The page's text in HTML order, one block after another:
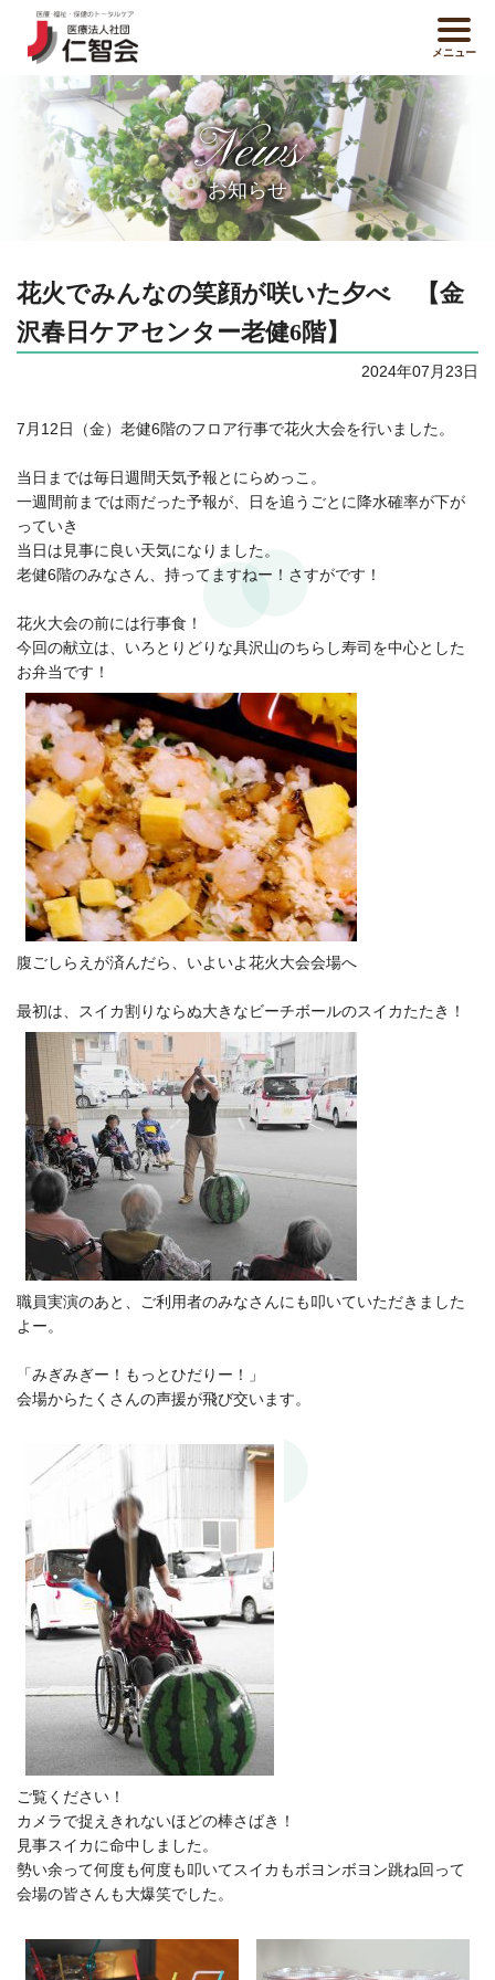
メニュー
News
お知らせ
花火でみんなの笑顔が咲いた夕べ 【金
沢春日ケアセンター老健6階】
2024年07月23日
7月12日（金）老健6階のフロア行事で花火大会を行いました。
当日までは毎日週間天気予報とにらめっこ。
一週間前までは雨だった予報が、日を追うごとに降水確率が下が
っていき
当日は見事に良い天気になりました。
老健6階のみなさん、持ってますねー！さすがです！
花火大会の前には行事食！
今回の献立は、いろとりどりな具沢山のちらし寿司を中心とした
お弁当です！
腹ごしらえが済んだら、いよいよ花火大会会場へ
最初は、スイカ割りならぬ大きなビーチボールのスイカたたき！
職員実演のあと、ご利用者のみなさんにも叩いていただきました
よー。
「みぎみぎー！もっとひだりー！」
会場からたくさんの声援が飛び交います。
ご覧ください！
カメラで捉えきれないほどの棒さばき！
見事スイカに命中しました。
勢い余って何度も何度も叩いてスイカもボヨンボヨン跳ね回って
会場の皆さんも大爆笑でした。